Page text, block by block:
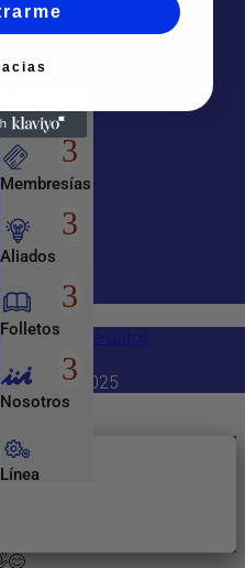
Comprar
Membresía
Inicio
Membresías
Aliados
Folletos
Nosotros
Línea
de datos
Copyright 2025